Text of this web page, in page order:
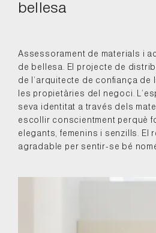
bellesa
Assessorament de materials i
de bellesa. El projecte de
de l’arquitecte de confiança de
les propietàries del negoci.
seva identitat a través dels
escollir conscientment perquè
elegants, femenins i senzills. El
agradable per sentir-se bé